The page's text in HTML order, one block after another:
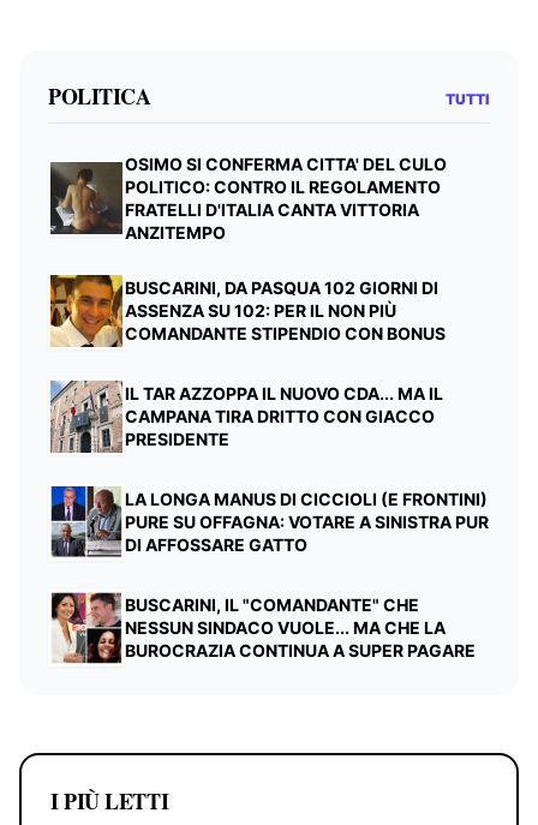
POLITICA TUTTI
OSIMO SI CONFERMA CITTA' DEL CULO
POLITICO: CONTRO IL REGOLAMENTO
FRATELLI D'ITALIA CANTA VITTORIA
ANZITEMPO
BUSCARINI, DA PASQUA 102 GIORNI DI
ASSENZA SU 102: PER IL NON PIÙ
COMANDANTE STIPENDIO CON BONUS
IL TAR AZZOPPA IL NUOVO CDA... MA IL
CAMPANA TIRA DRITTO CON GIACCO
PRESIDENTE
LA LONGA MANUS DI CICCIOLI (E FRONTINI)
PURE SU OFFAGNA: VOTARE A SINISTRA PUR
DI AFFOSSARE GATTO
BUSCARINI, IL "COMANDANTE" CHE
NESSUN SINDACO VUOLE... MA CHE LA
BUROCRAZIA CONTINUA A SUPER PAGARE
I PIÙ LETTI